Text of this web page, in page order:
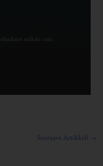
milloin vain.
Seuraava Artikkeli →